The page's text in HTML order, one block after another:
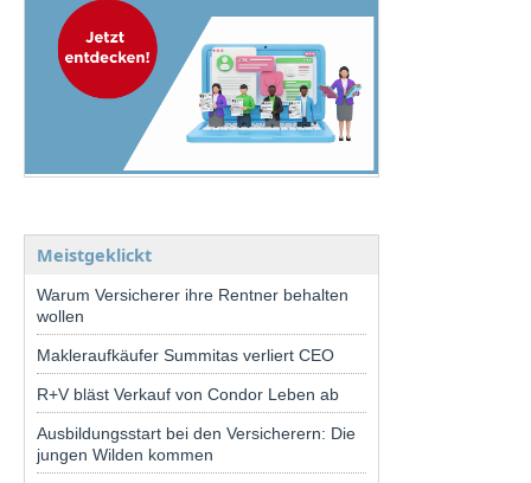
Meistgeklickt
Warum Versicherer ihre Rentner behalten
wollen
Makleraufkäufer Summitas verliert CEO
R+V bläst Verkauf von Condor Leben ab
Ausbildungsstart bei den Versicherern: Die
jungen Wilden kommen